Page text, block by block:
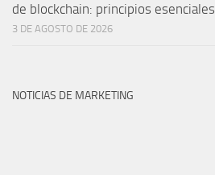
de blockchain: principios esenciales
3 DE AGOSTO DE 2026
NOTICIAS DE MARKETING